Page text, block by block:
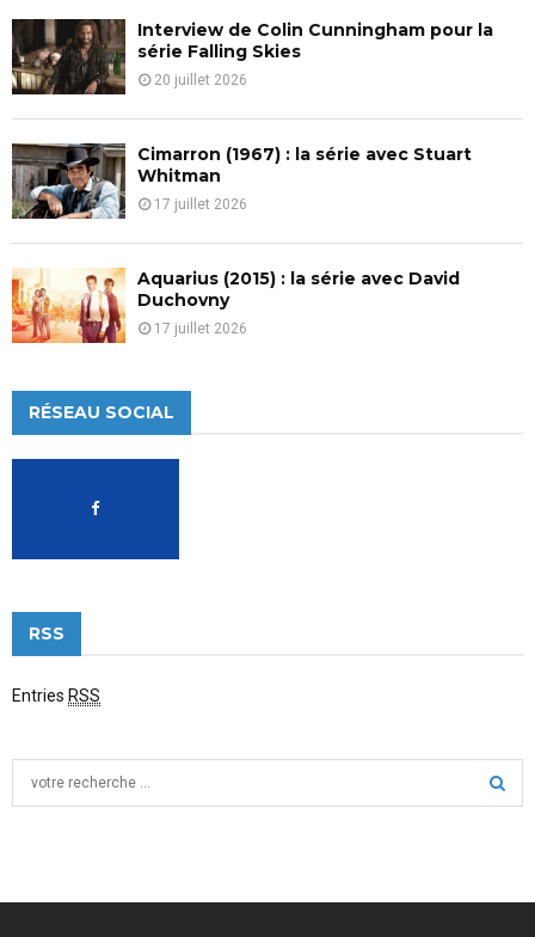
Interview de Colin Cunningham pour la
série Falling Skies
20 juillet 2026
Cimarron (1967) : la série avec Stuart
Whitman
17 juillet 2026
Aquarius (2015) : la série avec David
Duchovny
17 juillet 2026
RÉSEAU SOCIAL
RSS
Entries RSS